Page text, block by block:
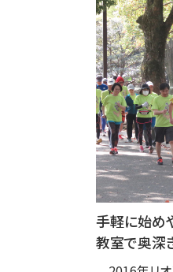
手軽に始め
教室で奥深